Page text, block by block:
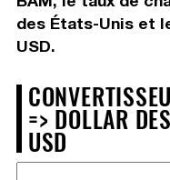
des États-Unis et
USD.
=> DOLLAR
USD